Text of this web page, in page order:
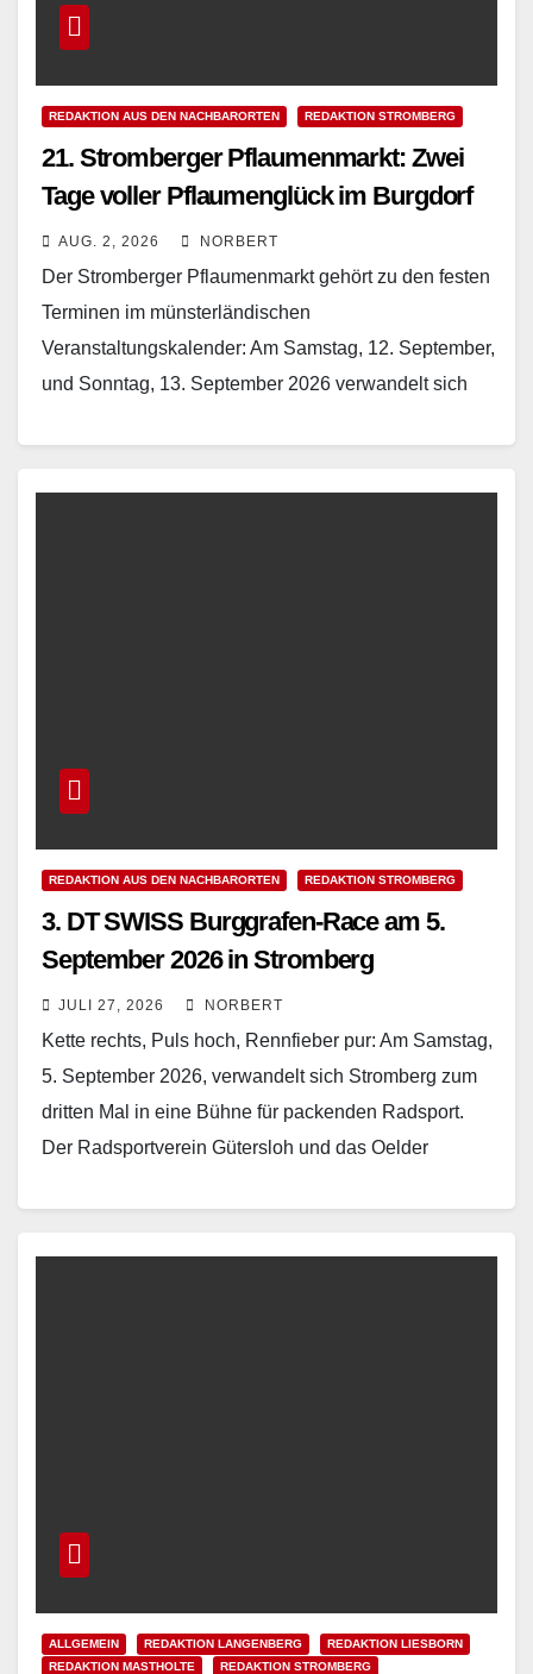
REDAKTION AUS DEN NACHBARORTEN REDAKTION STROMBERG
21. Stromberger Pflaumenmarkt: Zwei
Tage voller Pflaumenglück im Burgdorf
AUG. 2, 2026 NORBERT
Der Stromberger Pflaumenmarkt gehört zu den festen
Terminen im münsterländischen
Veranstaltungskalender: Am Samstag, 12. September,
und Sonntag, 13. September 2026 verwandelt sich
REDAKTION AUS DEN NACHBARORTEN REDAKTION STROMBERG
3. DT SWISS Burggrafen-Race am 5.
September 2026 in Stromberg
JULI 27, 2026 NORBERT
Kette rechts, Puls hoch, Rennfieber pur: Am Samstag,
5. September 2026, verwandelt sich Stromberg zum
dritten Mal in eine Bühne für packenden Radsport.
Der Radsportverein Gütersloh und das Oelder
ALLGEMEIN REDAKTION LANGENBERG
REDAKTION LIESBORN
REDAKTION MASTHOLTE
REDAKTION STROMBERG